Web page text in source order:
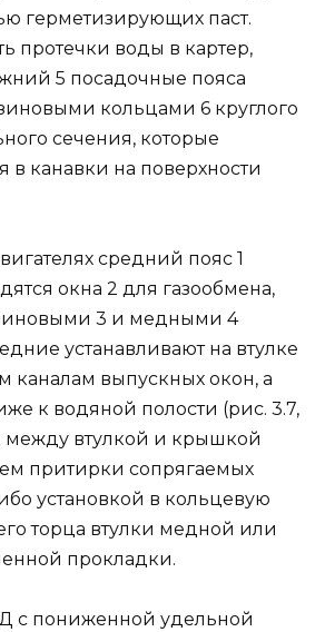
герметизирующих паст.
протечки воды в картер,
5 посадочные пояса
кольцами 6 круглого
сечения, которые
в канавки на поверхности
средний пояс 1
окна 2 для газообмена,
3 и медными 4
устанавливают на втулке
каналам выпускных окон, а
к водяной полости (рис. 3.7,
между втулкой и крышкой
притирки сопрягаемых
установкой в кольцевую
торца втулки медной или
прокладки.
с пониженной удельной